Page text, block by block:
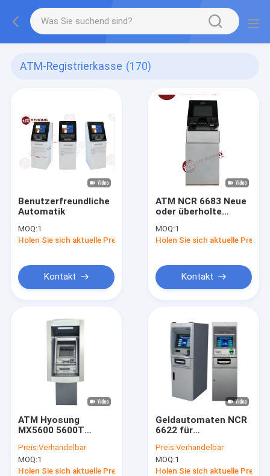
ATM-Registrierkasse (170)
Benutzerfreundliche
Automatik
MOQ:1
Holen Sie sich aktuelle Preis
Kontakt
ATM NCR 6683 Neue
oder überholte
Hochwertige
Präzisionssicherung
MOQ:1
Holen Sie sich aktuelle Preis
Kontakt
ATM Hyosung
MX5600 5600T
Präzision Sicherheit
Intelligente Maschine
Preis:Verhandelbar
MOQ:1
Holen Sie sich aktuelle Preis
Geldautomaten NCR
6622 für
Preis:Verhandelbar
MOQ:1
Holen Sie sich aktuelle Preis